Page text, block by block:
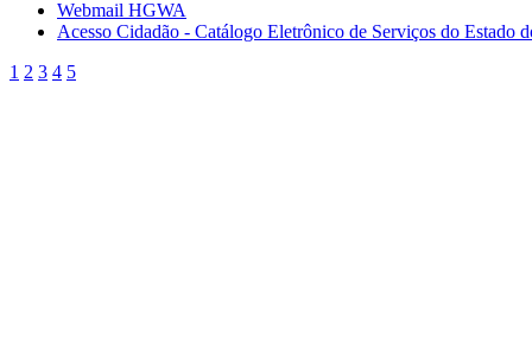
Webmail HGWA
Acesso Cidadão - Catálogo Eletrônico de Serviços do Estado
1 2 3 4 5